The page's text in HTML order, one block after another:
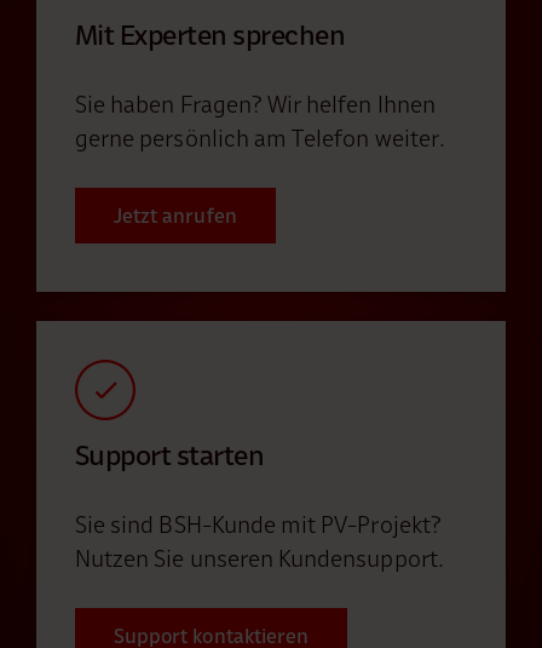
Mit Experten sprechen
Sie haben Fragen? Wir helfen Ihnen
gerne persönlich am Telefon weiter.
Jetzt anrufen
Support starten
Sie sind BSH-Kunde mit PV-Projekt?
Nutzen Sie unseren Kundensupport.
Support kontaktieren